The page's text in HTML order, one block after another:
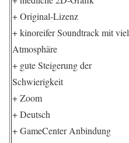
+ Original-Lizenz
+ kinoreifer Soundtrack mit viel
Atmosphäre
+ gute Steigerung der
Schwierigkeit
+ Zoom
+ Deutsch
+ GameCenter Anbindung